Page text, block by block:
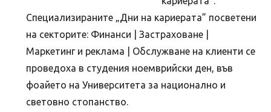
Специализираните „Дни на кариерата” посветени
на секторите: Финанси | Застраховане |
Маркетинг и реклама | Обслужване на клиенти се
проведоха в студения ноeмврийски ден, във
фоайето на Университета за национално и
световно стопанство.